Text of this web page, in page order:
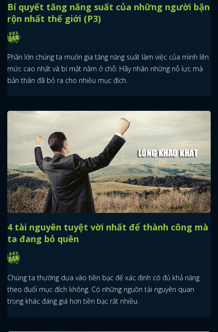
Bí quyết tăng năng suất của những người bận
rộn nhất thế giới (P3)
Phần lớn chúng ta muốn gia tăng năng suất làm việc của mình lên
mức cao nhất và bí mật nằm ở chỗ: Hãy nhân những nỗ lực mà
bản thân đã bỏ ra cho nhiều mục đích.
4 tài nguyên tuyệt vời nhất để thành công mà
ta đang bỏ quên
Chúng ta thường dựa vào tiền bạc để xác định có đủ khả năng
theo đuổi mục đích không. Có những nguồn tài nguyên quan
trọng khác đáng giá hơn tiền bạc rất nhiều.